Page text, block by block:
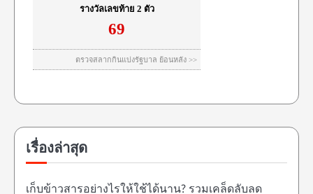
เรื่องล่าสุด
เก็บข้าวสารอย่างไรให้ใช้ได้นาน? รวมเคล็ดลับลด